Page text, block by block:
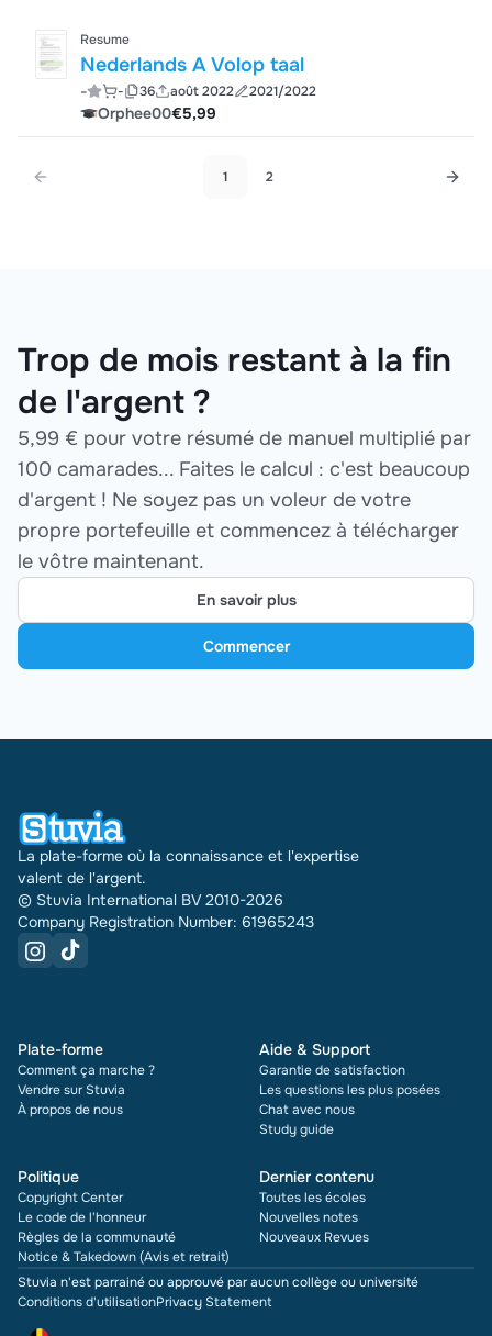
Resume
Nederlands A Volop taal
- - 36 août 2022 2021/2022
Orphee00€5,99
1 2
Trop de mois restant à la fin
de l'argent ?
5,99 € pour votre résumé de manuel multiplié par
100 camarades... Faites le calcul : c'est beaucoup
d'argent ! Ne soyez pas un voleur de votre
propre portefeuille et commencez à télécharger
le vôtre maintenant.
En savoir plus
Commencer
La plate-forme où la connaissance et l'expertise
valent de l'argent.
© Stuvia International BV 2010-2026
Company Registration Number: 61965243
Plate-forme
Comment ça marche ?
Vendre sur Stuvia
À propos de nous
Aide & Support
Garantie de satisfaction
Les questions les plus posées
Chat avec nous
Study guide
Politique
Copyright Center
Le code de l'honneur
Règles de la communauté
Notice & Takedown (Avis et retrait)
Dernier contenu
Toutes les écoles
Nouvelles notes
Nouveaux Revues
Stuvia n'est parrainé ou approuvé par aucun collège ou université
Conditions d'utilisationPrivacy Statement